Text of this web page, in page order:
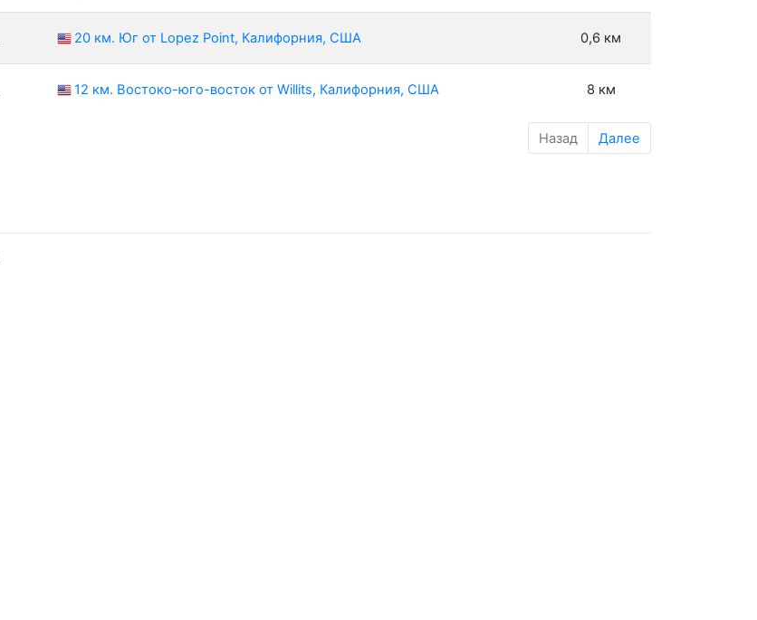
20 км. Юг от Lopez Point, Калифорния, США 0,6 км
12 км. Востоко-юго-восток от Willits, Калифорния, США 8 км
Назад Далее